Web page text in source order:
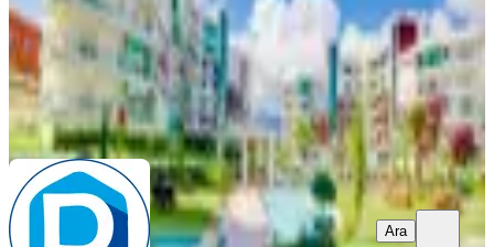
Pasha GayrimenkulUğur KURT
Ara
Ara